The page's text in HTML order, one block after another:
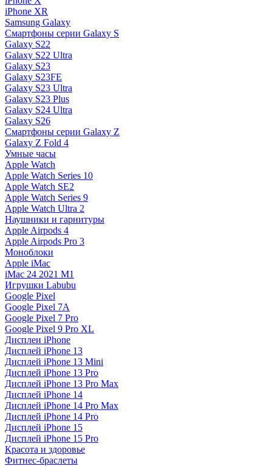
iPhone XR
Samsung Galaxy
Смартфоны серии Galaxy S
Galaxy S22
Galaxy S22 Ultra
Galaxy S23
Galaxy S23FE
Galaxy S23 Ultra
Galaxy S23 Plus
Galaxy S24 Ultra
Galaxy S26
Смартфоны серии Galaxy Z
Galaxy Z Fold 4
Умные часы
Apple Watch
Apple Watch Series 10
Apple Watch SE2
Apple Watch Series 9
Apple Watch Ultra 2
Наушники и гарнитуры
Apple Airpods 4
Apple Airpods Pro 3
Моноблоки
Apple iMac
iMac 24 2021 M1
Игрушки Labubu
Google Pixel
Google Pixel 7А
Google Pixel 7 Pro
Google Pixel 9 Pro XL
Дисплеи iPhone
Дисплей iPhone 13
Дисплей iPhone 13 Mini
Дисплей iPhone 13 Pro
Дисплей iPhone 13 Pro Max
Дисплей iPhone 14
Дисплей iPhone 14 Pro Max
Дисплей iPhone 14 Pro
Дисплей iPhone 15
Дисплей iPhone 15 Pro
Красота и здоровье
Фитнес-браслеты